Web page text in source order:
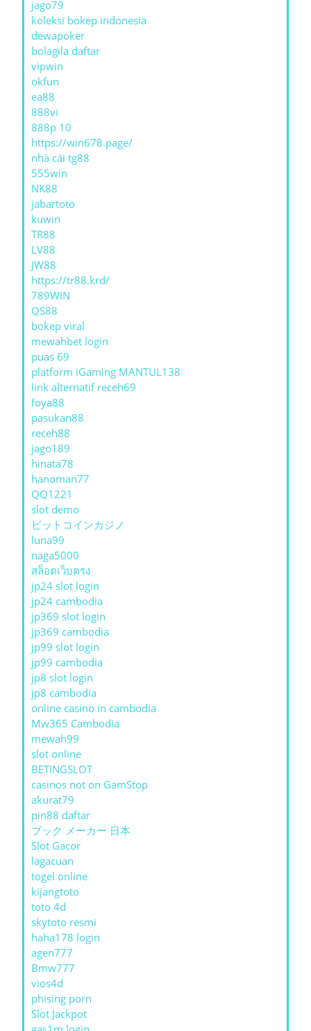
jago79
koleksi bokep indonesia
dewapoker
bolagila daftar
vipwin
okfun
ea88
888vi
888p 10
https://win678.page/
nhà cái tg88
555win
NK88
jabartoto
kuwin
TR88
LV88
JW88
https://tr88.krd/
789WIN
QS88
bokep viral
mewahbet login
puas 69
platform iGaming MANTUL138
link alternatif receh69
foya88
pasukan88
receh88
jago189
hinata78
hanoman77
QQ1221
slot demo
ビットコインカジノ
luna99
naga5000
สล็อตเว็บตรง
jp24 slot login
jp24 cambodia
jp369 slot login
jp369 cambodia
jp99 slot login
jp99 cambodia
jp8 slot login
jp8 cambodia
online casino in cambodia
Mw365 Cambodia
mewah99
slot online
BETINGSLOT
casinos not on GamStop
akurat79
pin88 daftar
ブック メーカー 日本
Slot Gacor
lagacuan
togel online
kijangtoto
toto 4d
skytoto resmi
haha178 login
agen777
Bmw777
vios4d
phising porn
Slot Jackpot